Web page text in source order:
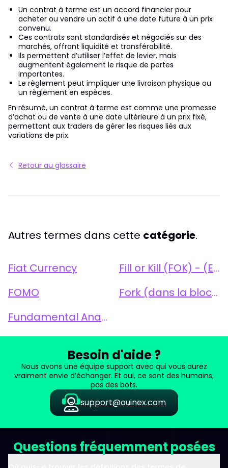
Un contrat à terme est un accord financier pour
acheter ou vendre un actif à une date future à un prix
convenu.
Ces contrats sont standardisés et négociés sur des
marchés, offrant liquidité et transférabilité.
Ils permettent d’utiliser l’effet de levier, mais
augmentent également le risque de pertes
importantes.
Le règlement peut impliquer une livraison physique ou
un règlement en espèces.
En résumé, un contrat à terme est comme une promesse
d’achat ou de vente à une date ultérieure à un prix fixé,
permettant aux traders de gérer les risques liés aux
variations de prix.
Retour au glossaire
Autres termes dans cette catégorie.
Fiat Currency
Fill or Kill (FOK) - (Exécution ou Annulation Immédiate)
FOMO
Fork (dans la blockchain)
Fundamental Analysis (Analyse fondamentale)
Besoin d'aide ?
Nous avons une équipe support avec qui vous aurez
vraiment envie d’échanger. Et oui, ce sont des humains,
pas des bots.
support@ouinex.com
Questions fréquemment posées